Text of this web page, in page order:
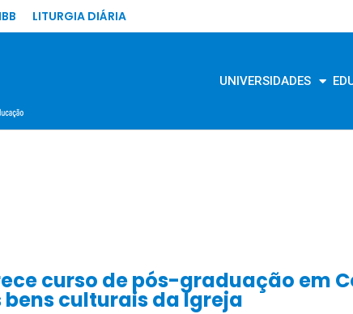
LITURGIA DIÁRIA
UNIVERSIDADES
curso de pós-graduação em
culturais da Igreja